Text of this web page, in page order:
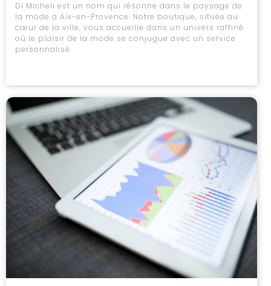
Di Micheli est un nom qui résonne dans le paysage de
la mode à Aix-en-Provence. Notre boutique, située au
cœur de la ville, vous accueille dans un univers raffiné
où le plaisir de la mode se conjugue avec un service
personnalisé.